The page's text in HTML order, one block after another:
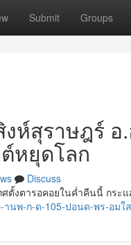
Submit Groups
ห์สุราษฎร์
หยุดโลก
Discuss
ตั้งตารอคอยในค่ำคืนนี้ กระ
นพ-ก-ด-105-ปอนด-พร-อมใ